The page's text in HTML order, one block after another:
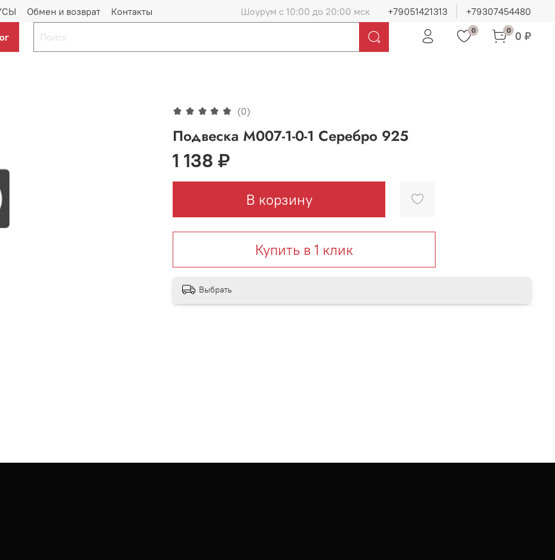
Обмен и возврат Контакты Шоурум с 10:00 до 20:00 мск +79051421313 +79307454480
0 0 0 ₽
(0)
Подвеска М007-1-0-1 Серебро 925
1 138 ₽
В корзину
Купить в 1 клик
Выбрать